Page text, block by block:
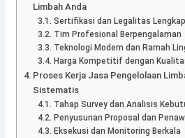
Limbah Anda
Sertifikasi dan Legalitas Lengkap
Tim Profesional Berpengalaman
Teknologi Modern dan Ramah
Harga Kompetitif dengan
Proses Kerja Jasa Pengelolaan
Sistematis
Tahap Survey dan Analisis
Penyusunan Proposal dan
Eksekusi dan Monitoring Berkala